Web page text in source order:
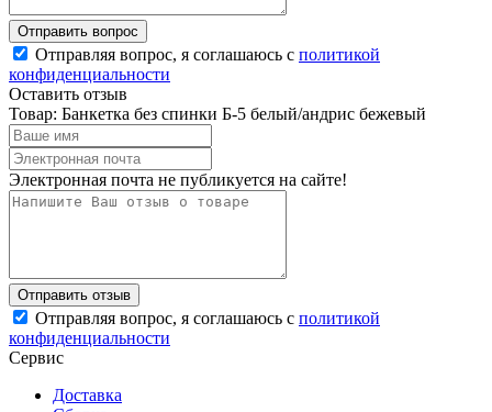
Отправляя вопрос, я соглашаюсь с политикой
конфиденциальности
Оставить отзыв
Товар: Банкетка без спинки Б-5 белый/андрис бежевый
Электронная почта не публикуется на сайте!
Отправляя вопрос, я соглашаюсь с политикой
конфиденциальности
Сервис
Доставка